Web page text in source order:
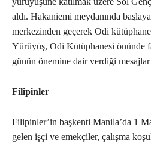
aldı. Hakaniemi meydanında
merkezinden geçerek Odi
Yürüyüş, Odi Kütüphanesi önünde
günün önemine dair verdiği mesajlar
Filipinler
Filipinler’in başkenti Manila’da 1
gelen işçi ve emekçiler, çalışma